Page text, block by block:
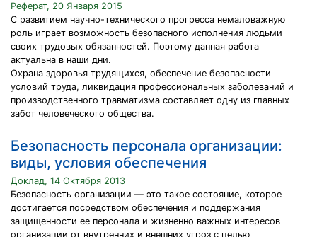
Реферат, 20 Января 2015
С развитием научно-технического прогресса немаловажную
роль играет возможность безопасного исполнения людьми
своих трудовых обязанностей. Поэтому данная работа
актуальна в наши дни.
Охрана здоровья трудящихся, обеспечение безопасности
условий труда, ликвидация профессиональных заболеваний и
производственного травматизма составляет одну из главных
забот человеческого общества.
Безопасность персонала организации:
виды, условия обеспечения
Доклад, 14 Октября 2013
Безопасность организации — это такое состояние, которое
достигается посредством обеспечения и поддержания
защищенности ее персонала и жизненно важных интересов
организации от внутренних и внешних угроз с целью